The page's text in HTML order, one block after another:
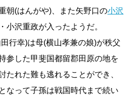
朝(はんがや)、また矢野口の小沢
小沢重政が入ったようだ。
行幸)は母(横山孝兼の娘)が秩父
参した甲斐国都留郡田原の地を
たれた難も逃れることができ、
なって子孫は戦国時代まで続い